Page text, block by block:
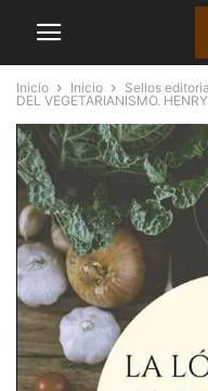
Inicio Inicio Sellos
DEL VEGETARIANISMO.